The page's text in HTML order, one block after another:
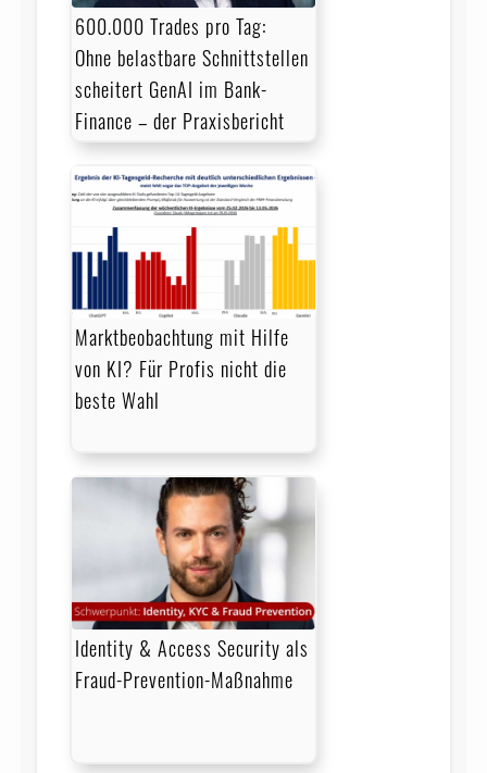
600.000 Trades pro Tag:
Ohne belastbare Schnittstellen
scheitert GenAI im Bank-
Finance – der Praxisbericht
Marktbeobachtung mit Hilfe
von KI? Für Profis nicht die
beste Wahl
Identity & Access Security als
Fraud-Prevention-Maßnahme